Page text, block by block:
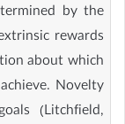
by the
rewards
about which
Novelty
(Litchfield,